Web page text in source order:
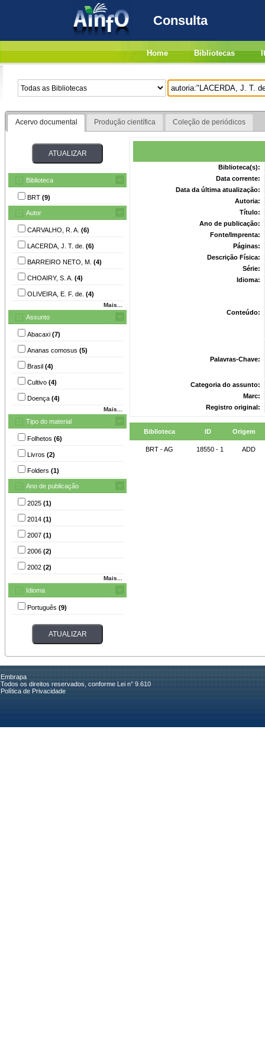
Consulta
Home Bibliotecas
Acervo documental Produção científica Coleção de periódicos
Biblioteca
BRT (9)
Autor
CARVALHO, R. A. (6)
LACERDA, J. T. de. (6)
BARREIRO NETO, M. (4)
CHOAIRY, S. A. (4)
OLIVEIRA, E. F. de. (4)
Mais...
Assunto
Abacaxi (7)
Ananas comosus (5)
Brasil (4)
Cultivo (4)
Doença (4)
Mais...
Tipo do material
Folhetos (6)
Livros (2)
Folders (1)
Ano de publicação
2025 (1)
2014 (1)
2007 (1)
2006 (2)
2002 (2)
Mais...
Idioma
Português (9)
Biblioteca(s):
Data corrente:
Data da última atualização:
Autoria:
Título:
Ano de publicação:
Fonte/Imprenta:
Páginas:
Descrição Física:
Série:
Idioma:
Conteúdo:
Palavras-Chave:
Categoria do assunto:
Marc:
Registro original:
Biblioteca ID Origem
BRT - AG 18550 - 1 ADD
Embrapa
Todos os direitos reservados, conforme Lei n° 9.610
Política de Privacidade